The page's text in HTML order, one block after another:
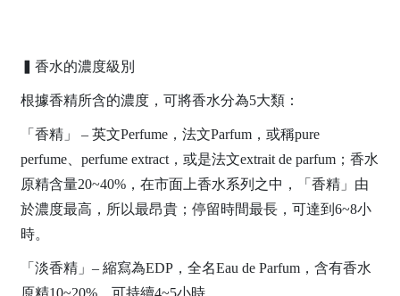
▍香水的濃度級別
根據香精所含的濃度，可將香水分為5大類：
「香精」 – 英文Perfume，法文Parfum，或稱pure
perfume、perfume extract，或是法文extrait de parfum；香水
原精含量20~40%，在市面上香水系列之中，「香精」由
於濃度最高，所以最昂貴；停留時間最長，可達到6~8小
時。
「淡香精」– 縮寫為EDP，全名Eau de Parfum，含有香水
原精10~20%，可持續4~5小時。